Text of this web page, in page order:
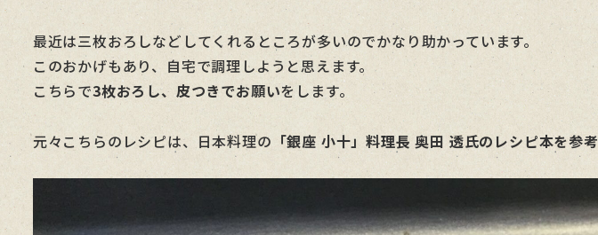
最近は三枚おろしなどしてくれるところが多いのでかなり助かっています。
このおかげもあり、自宅で調理しようと思えます。
こちらで3枚おろし、皮つきでお願いをします。
元々こちらのレシピは、日本料理の 「銀座 小十」料理長 奥田 透氏のレシピ本を参考